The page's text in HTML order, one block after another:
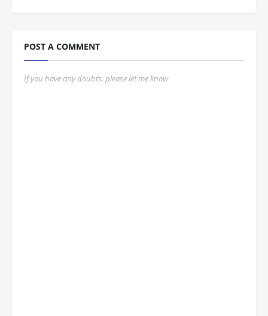
POST A COMMENT
If you have any doubts, please let me know